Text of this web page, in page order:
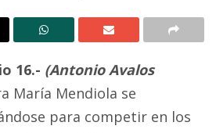
16.- (Antonio Avalos
María Mendiola se
para competir en los